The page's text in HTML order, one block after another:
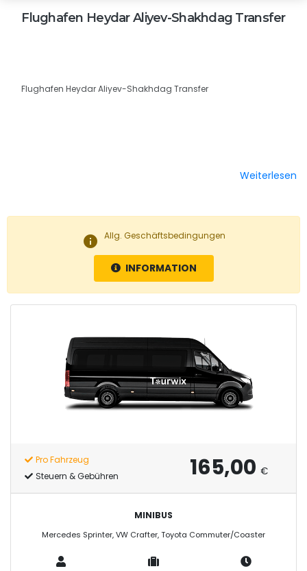
Flughafen Heydar Aliyev-Shakhdag Transfer
Flughafen Heydar Aliyev-Shakhdag Transfer
Weiterlesen
info Allg. Geschäftsbedingungen
INFORMATION
Pro Fahrzeug
Steuern & Gebühren
165,00 €
MINIBUS
Mercedes Sprinter, VW Crafter, Toyota Commuter/Coaster